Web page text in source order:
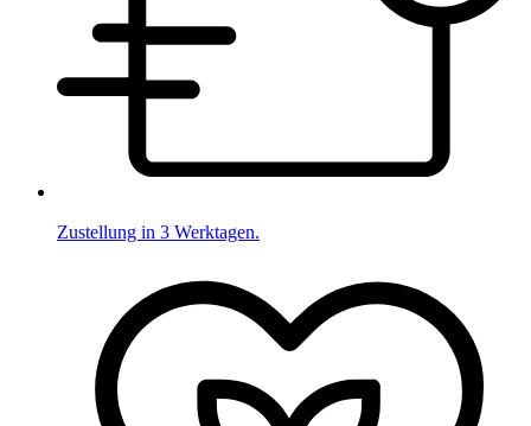
Zustellung in 3 Werktagen.